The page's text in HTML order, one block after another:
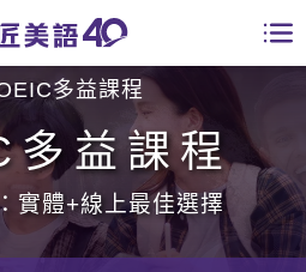
學員專區多益課程
益課程
實體+線上最佳選擇